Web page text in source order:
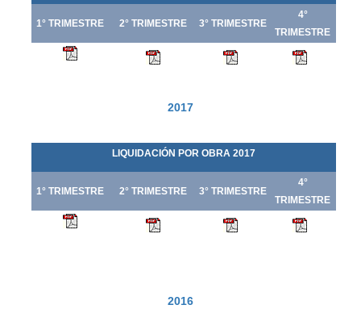
1° TRIMESTRE 2° TRIMESTRE 3° TRIMESTRE
4°
TRIMESTRE
2017
LIQUIDACIÓN POR OBRA 2017
1° TRIMESTRE 2° TRIMESTRE 3° TRIMESTRE
4°
TRIMESTRE
2016